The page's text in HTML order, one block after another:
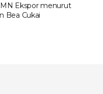
Ekspor menurut
Bea Cukai